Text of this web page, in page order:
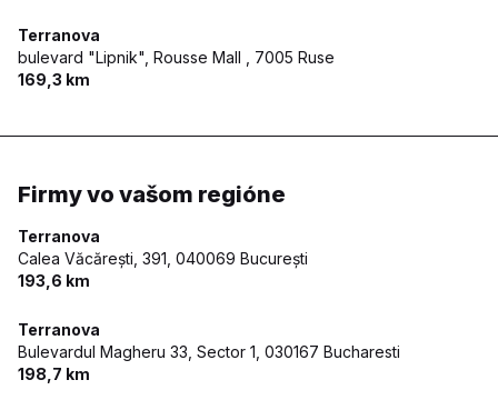
Terranova
bulevard "Lipnik", Rousse Mall ,
7005 Ruse
169,3 km
Firmy vo vašom regióne
Terranova
Calea Văcărești, 391, 040069 București
193,6 km
Terranova
Bulevardul Magheru 33, Sector 1, 030167 Bucharesti
198,7 km